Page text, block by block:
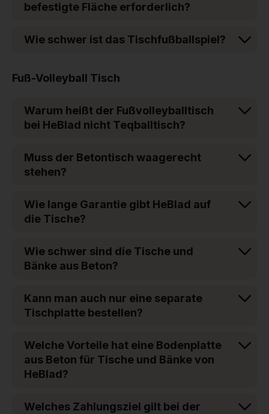
befestigte Fläche erforderlich?
Wie schwer ist das Tischfußballspiel?
Fuß-Volleyball Tisch
Warum heißt der Fußvolleyballtisch
bei HeBlad nicht Teqballtisch?
Muss der Betontisch waagerecht
stehen?
Wie lange Garantie gibt HeBlad auf
die Tische?
Wie schwer sind die Tische und
Bänke aus Beton?
Kann man auch nur eine separate
Tischplatte bestellen?
Welche Vorteile hat eine Bodenplatte
aus Beton für Tische und Bänke von
HeBlad?
Welches Zahlungsziel gilt bei der